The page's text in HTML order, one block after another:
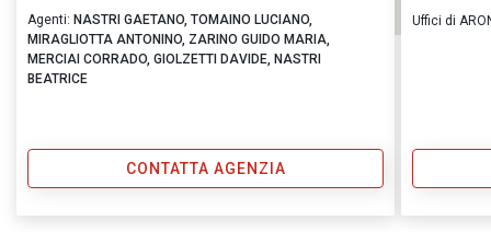
Agenti: NASTRI GAETANO, TOMAINO LUCIANO,
MIRAGLIOTTA ANTONINO, ZARINO GUIDO MARIA,
MERCIAI CORRADO, GIOLZETTI DAVIDE, NASTRI
BEATRICE
CONTATTA AGENZIA
Uffici di